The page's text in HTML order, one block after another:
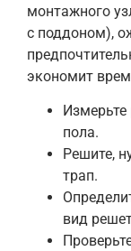
монтажного
с поддоном),
экономит
пола.
Решите,
трап.
вид